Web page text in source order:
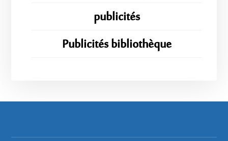
publicités
Publicités bibliothèque